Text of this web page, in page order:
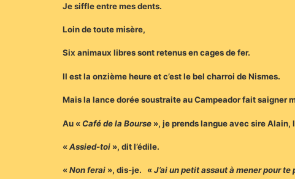
Je siffle entre mes dents.
Loin de toute misère,
Six animaux libres sont retenus en cages de fer.
Il est la onzième heure et c’est le bel charroi de Nismes.
Mais la lance dorée soustraite au Campeador fait saigner
Au «Café de la Bourse », je prends langue avec sire Alain,
«Assied-toi », dit l’édile.
«Non ferai », dis-je. «J’ai un petit assaut à mener pour te